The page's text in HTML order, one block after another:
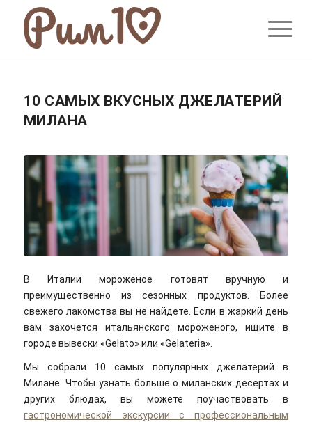
10 САМЫХ ВКУСНЫХ ДЖЕЛАТЕРИЙ
МИЛАНА
В Италии мороженое готовят вручную и
преимущественно из сезонных продуктов. Более
свежего лакомства вы не найдете. Если в жаркий день
вам захочется итальянского мороженого, ищите в
городе вывески «Gelato» или «Gelateria».
Мы собрали 10 самых популярных джелатерий в
Милане. Чтобы узнать больше о миланских десертах и
других блюдах, вы можете поучаствовать в
гастрономической экскурсии с профессиональным